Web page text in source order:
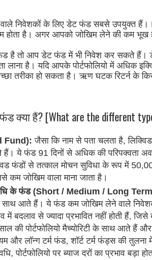
निवेशकों के लिए डेट फंड सबसे उपयुक्त
होता है। अगर आपको जोखिम लेने की कम
है तो आप डेट फंड में भी निवेश कर सकते हैं।
लाना है। यदि आपके पोर्टफोलियो में अधिक
तरीका हो सकता है। ऋण घटक रिटर्न के
क्या हैं? [What are the different
Fund): जैसा कि नाम से पता चलता है,
हैं। ये फंड 91 दिनों से अधिक की परिपक्वता
फंडों से तत्काल मोचन सुविधा के रूप में
जोखिम वाला माना जाता है।
के फंड (Short / Medium / Long
साथ आते हैं। ये फंड कम जोखिम लेने वाले
में बदलाव से ज्यादा प्रभावित नहीं होती हैं,
की पोर्टफोलियो मैच्योरिटी के साथ आते हैं
और लॉन्ग टर्म फंड, शॉर्ट टर्म फंड्स की तुलना
पोर्टफोलियो पर ब्याज दरों का प्रभाव